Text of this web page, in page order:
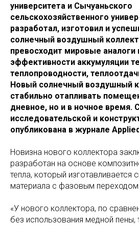
университета и Сычуаньского
сельскохозяйственного
разработал, изготовил и
солнечный воздушный
превосходит мировые аналоги
эффективности аккумуляции
теплопроводности,
Новый солнечный воздушный
стабильно отапливать
дневное, но и в ночное время.
исследовательской и
опубликована в журнале
Новизна нового коллектора
разработан на основе
тепла, который изготавливается
материала с фазовым переходом
«У нового коллектора, по
без использования медной пены,